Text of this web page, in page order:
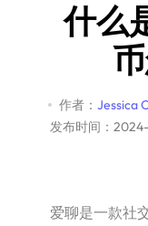
什么
作者： Jessica
发布时间：2024-
爱聊是一款社